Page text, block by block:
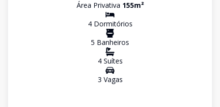
Área Privativa 155m²
4Dormitórios
5 Banheiros
4Suítes
3 Vagas